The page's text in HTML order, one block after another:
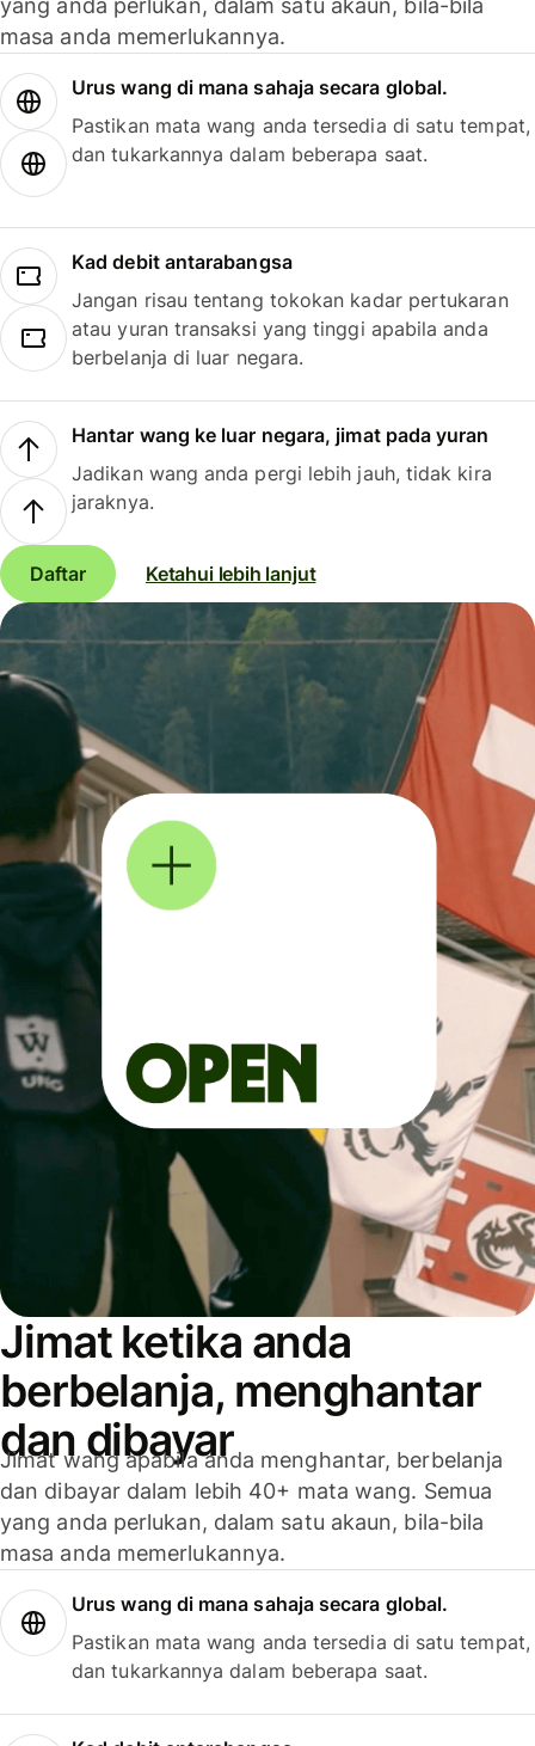
yang anda perlukan, dalam satu akaun, bila-bila
masa anda memerlukannya.
Urus wang di mana sahaja secara global.
Pastikan mata wang anda tersedia di satu tempat,
dan tukarkannya dalam beberapa saat.
Kad debit antarabangsa
Jangan risau tentang tokokan kadar pertukaran
atau yuran transaksi yang tinggi apabila anda
berbelanja di luar negara.
Hantar wang ke luar negara, jimat pada yuran
Jadikan wang anda pergi lebih jauh, tidak kira
jaraknya.
Daftar Ketahui lebih lanjut
Jimat ketika anda
berbelanja, menghantar
dan dibayar
Jimat wang apabila anda menghantar, berbelanja
dan dibayar dalam lebih 40+ mata wang. Semua
yang anda perlukan, dalam satu akaun, bila-bila
masa anda memerlukannya.
Urus wang di mana sahaja secara global.
Pastikan mata wang anda tersedia di satu tempat,
dan tukarkannya dalam beberapa saat.